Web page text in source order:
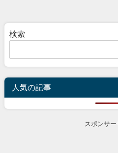
検索
人気の記事
スポンサー